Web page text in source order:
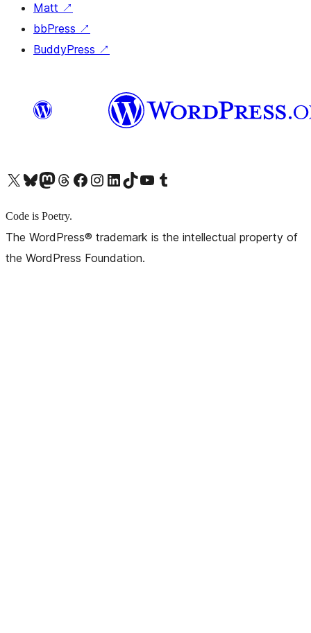
Matt ↗
bbPress ↗
BuddyPress ↗
X (旧 Twitter) アカウントへBluesky アカウントへMastodon アカウントへThreads アカウントへ Facebook ページへInstagram アカウントへ LinkedIn アカウントへTikTok アカウントへYouTube チャンネルへ Tumblr アカウントへ
Code is Poetry.
The WordPress® trademark is the intellectual property of
the WordPress Foundation.